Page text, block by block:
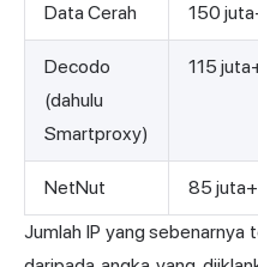
Data Cerah 150
Decodo
(dahulu
Smartproxy)
115
NetNut 85 juta+
Jumlah IP yang sebenarnya